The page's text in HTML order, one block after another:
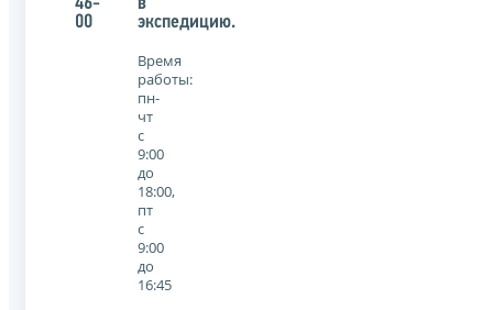
00
экспедицию.
Время
работы:
пн-
чт
с
9:00
до
18:00,
пт
с
9:00
до
16:45